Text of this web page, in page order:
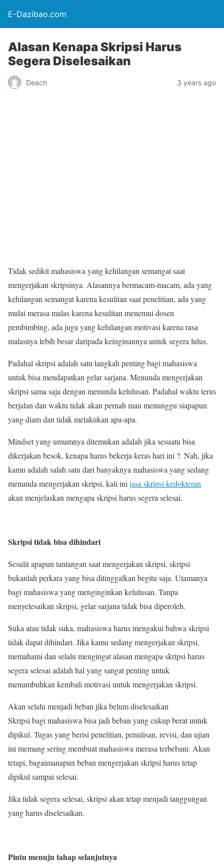
E-Dazibao.com
Alasan Kenapa Skripsi Harus
Segera Diselesaikan
Deach 3 years ago
Tidak sedikit mahasiswa yang kehilangan semangat saat
mengerjakan skripsinya. Alasannya bermacam-macam, ada yang
kehilangan semangat karena kesulitan saat penelitian, ada yang
mulai merasa malas karena kesulitan menemui dosen
pembimbing, ada juga yang kehilangan motivasi karena rasa
malasnya lebih besar daripada keinginannya untuk segera lulus.
Padahal skripsi adalah satu langkah penting bagi mahasiswa
untuk bisa mendapatkan gelar sarjana. Menunda mengerjakan
skripsi sama saja dengan menunda kelulusan. Padahal waktu terus
berjalan dan waktu tidak akan pernah mau menunggu siapapun
yang diam dan tidak melakukan apa-apa.
Mindset yang umumnya ditemukan adalah jika sesuatu bisa
dikerjakan besok, kenapa harus bekerja keras hari ini ?. Nah, jika
kamu adalah salah satu dari banyaknya mahasiswa yang sedang
menunda mengerjakan skripsi, kali ini jasa skripsi kedokteran
akan menjelaskan mengapa skripsi harus segera selesai.
Skripsi tidak bisa dihindari
Sesulit apapun tantangan saat mengerjakan skripsi, skripsi
bukanlah perkara yang bisa ditinggalkan begitu saja. Utamanya
bagi mahasiswa yang menginginkan kelulusan. Tanpa
menyelesaikan skripsi, gelar sarjana tidak bisa diperoleh.
Suka atau tidak suka, mahasiswa harus mengakui bahwa skripsi
tidak dapat dihindari. Jika kamu sedang mengerjakan skripsi,
memahami dan selalu mengingat alasan mengapa skripsi harus
segera selesai adalah hal yang sangat penting untuk
menumbuhkan kembali motivasi untuk mengerjakan skripsi.
Akan selalu menjadi beban jika belum diselesaikan
Skripsi bagi mahasiswa bisa jadi beban yang cukup berat untuk
dipikul. Tugas yang berisi penelitian, penulisan, revisi, dan ujian
ini memang sering membuat mahasiswa merasa terbebani. Akan
tetapi, bagaimanapun beban mengerjakan skripsi harus tetap
dipikul sampai selesai.
Jika tidak segera selesai, skripsi akan tetap menjadi tanggungan
yang harus diselesaikan.
Pintu menuju tahap selanjutnya